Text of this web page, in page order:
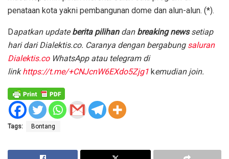
penataan kota yakni pembangunan dome dan alun-alun. (*).
Dapatkan updateberita pilihan dan breaking newssetiap
hari dari Dialektis.co. Caranya dengan bergabung saluran
Dialektis.co WhatsApp atau telegram di
linkhttps://t.me/+CNJcnW6EXdo5Zjg1 kemudian join.
Tags: Bontang